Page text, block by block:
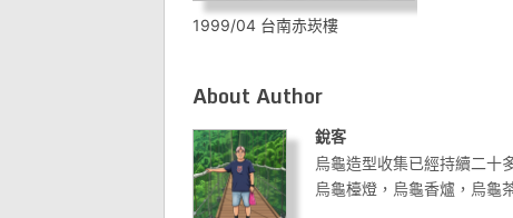
1999/04 台南赤崁樓
About Author
銳客
烏龜造型收集已經持續二十
烏龜檯燈，烏龜香爐，烏龜